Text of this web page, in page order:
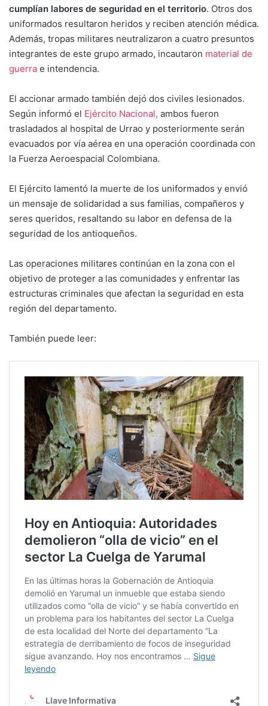
cumplían labores de seguridad en el territorio. Otros dos
uniformados resultaron heridos y reciben atención médica.
Además, tropas militares neutralizaron a cuatro presuntos
integrantes de este grupo armado, incautaron material de
guerra e intendencia.
El accionar armado también dejó dos civiles lesionados.
Según informó el Ejército Nacional, ambos fueron
trasladados al hospital de Urrao y posteriormente serán
evacuados por vía aérea en una operación coordinada con
la Fuerza Aeroespacial Colombiana.
El Ejército lamentó la muerte de los uniformados y envió
un mensaje de solidaridad a sus familias, compañeros y
seres queridos, resaltando su labor en defensa de la
seguridad de los antioqueños.
Las operaciones militares continúan en la zona con el
objetivo de proteger a las comunidades y enfrentar las
estructuras criminales que afectan la seguridad en esta
región del departamento.
También puede leer: